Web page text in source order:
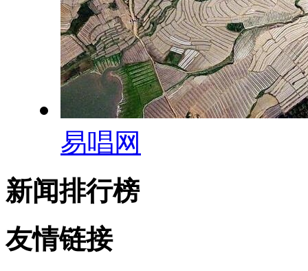
易唱网
新闻排行榜
友情链接